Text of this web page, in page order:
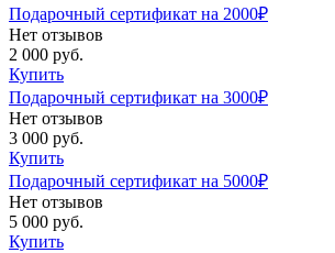
Подарочный сертификат на 2000₽
Нет отзывов
2 000 руб.
Купить
Подарочный сертификат на 3000₽
Нет отзывов
3 000 руб.
Купить
Подарочный сертификат на 5000₽
Нет отзывов
5 000 руб.
Купить